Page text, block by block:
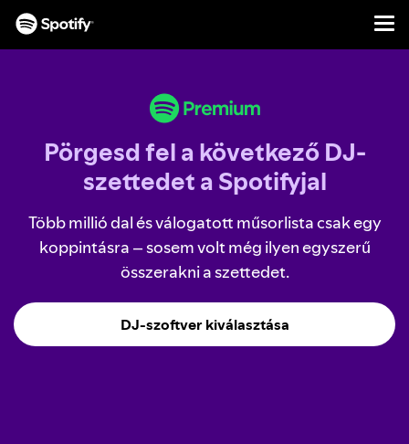
Pörgesd fel a következő DJ-
szettedet a Spotifyjal
Több millió dal és válogatott műsorlista csak egy
koppintásra – sosem volt még ilyen egyszerű
összerakni a szettedet.
DJ-szoftver kiválasztása